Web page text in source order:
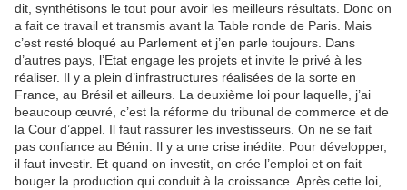
dit, synthétisons le tout pour avoir les meilleurs résultats. Donc on
a fait ce travail et transmis avant la Table ronde de Paris. Mais
c’est resté bloqué au Parlement et j’en parle toujours. Dans
d’autres pays, l’Etat engage les projets et invite le privé à les
réaliser. Il y a plein d’infrastructures réalisées de la sorte en
France, au Brésil et ailleurs. La deuxième loi pour laquelle, j’ai
beaucoup œuvré, c’est la réforme du tribunal de commerce et de
la Cour d’appel. Il faut rassurer les investisseurs. On ne se fait
pas confiance au Bénin. Il y a une crise inédite. Pour développer,
il faut investir. Et quand on investit, on crée l’emploi et on fait
bouger la production qui conduit à la croissance. Après cette loi,